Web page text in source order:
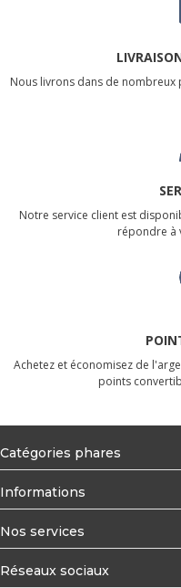
Nous livrons dans de
Notre service client est
répondre à
Achetez et économisez de
points
Catégories phares
Informations
Nos services
Réseaux sociaux